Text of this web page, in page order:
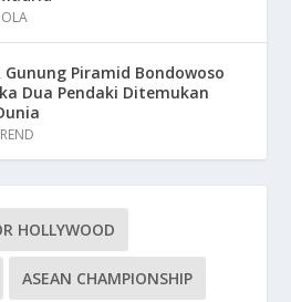
Gunung Piramid Bondowoso
Dua Pendaki Ditemukan
HOLLYWOOD
ASEAN CHAMPIONSHIP